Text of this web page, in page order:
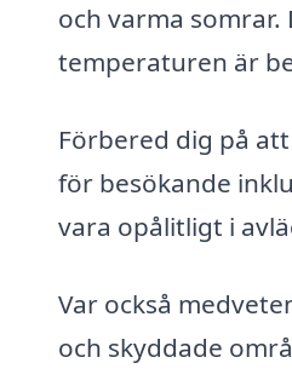
och varma
temperaturen är
Förbered dig på
för besökande
vara opålitligt i
Var också
och skyddade